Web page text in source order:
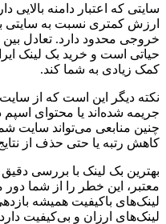
سایتی که اعتبار دامنه
ارزش کمتری نسبت به سایتی
خروجی محدود دارد. تعادل
حیاتی است و خرید بک لینک
کمک زیادی به شما کند.
نکته دیگر این است که از
جریمه شده‌اند یا محتوای اسپم
چنین منابعی می‌تواند سایت
کاهش رتبه یا حتی حذف از
بهترین بک لینک با بررسی
معتبر، این خطر را از شما
لینک‌های باکیفیت همیشه
لینک‌های ارزان و بی‌کیفیت